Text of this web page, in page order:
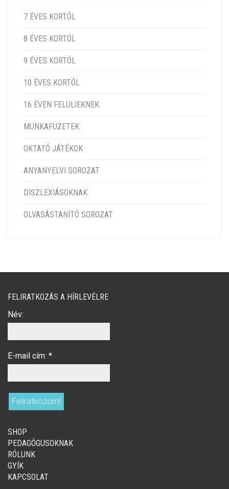
7 ÉVES KORTÓL
8 ÉVES KORTÓL
9 ÉVES KORTÓL
10 ÉVES KORTÓL
16 ÉVEN FELÜLIEKNEK
MUNKAFÜZETEK
OKTATÓ JÁTÉKOK
ANYANYELVI SOROZAT
DISZLEXIÁSOKNAK
OLVASÁSTANÍTÓ SOROZAT
FELIRATKOZÁS A HÍRLEVÉLRE
Név:
E-mail cím: *
SHOP
PEDAGÓGUSOKNAK
RÓLUNK
GYÍK
KAPCSOLAT